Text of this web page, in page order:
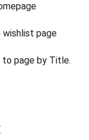
wishlist page
to page by Title.